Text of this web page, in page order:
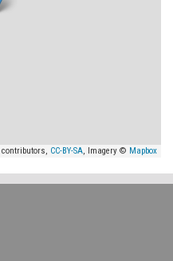
contributors, CC-BY-SA, Imagery © Mapbox